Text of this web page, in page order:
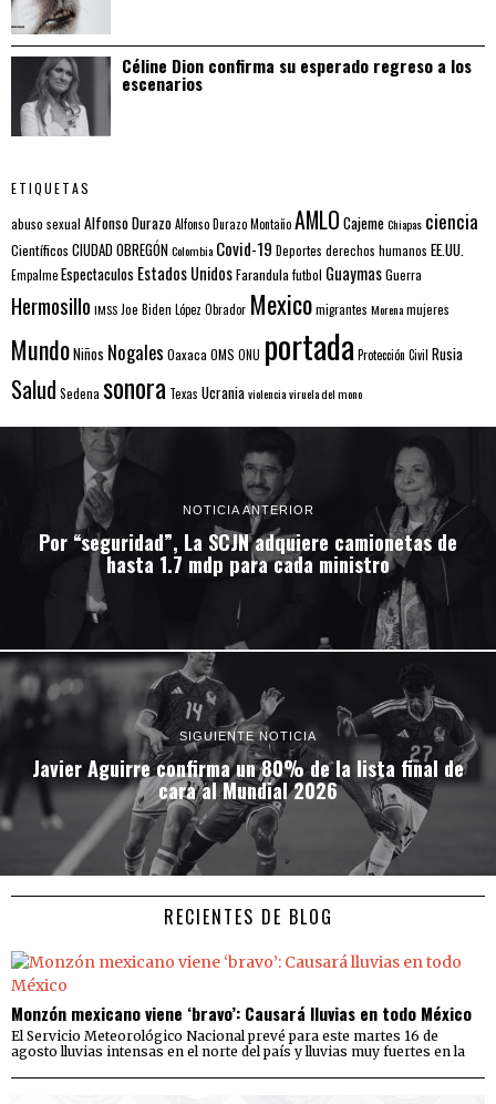
Céline Dion confirma su esperado regreso a los
escenarios
ETIQUETAS
abuso sexual Alfonso DurazoAlfonso Durazo MontañoAMLO CajemeChiapas ciencia
Científicos CIUDAD OBREGÓNColombia Covid-19 Deportes derechos humanos EE.UU.
EmpalmeEspectaculos Estados UnidosFarandula futbol GuaymasGuerra
Hermosillo IMSS Joe Biden López Obrador Mexicomigrantes Morenamujeres
MundoNiños Nogales Oaxaca OMS ONU portada Protección Civil Rusia
Salud Sedena sonora Texas Ucraniaviolenciaviruela del mono
NOTICIA ANTERIOR
Por “seguridad”, La SCJN adquiere camionetas de
hasta 1.7 mdp para cada ministro
SIGUIENTE NOTICIA
Javier Aguirre confirma un 80% de la lista final de
cara al Mundial 2026
RECIENTES DE BLOG
Monzón mexicano viene ‘bravo’: Causará lluvias en todo México
El Servicio Meteorológico Nacional prevé para este martes 16 de
agosto lluvias intensas en el norte del país y lluvias muy fuertes en la